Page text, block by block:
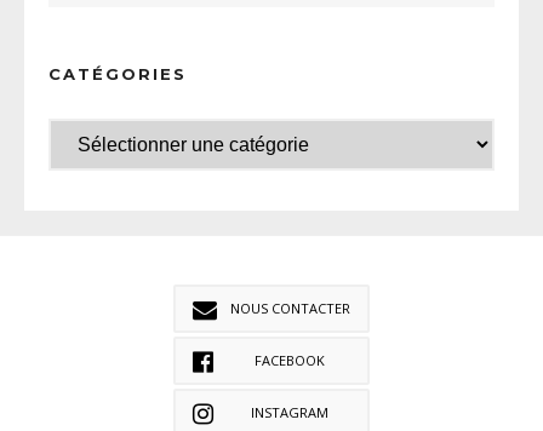
CATÉGORIES
NOUS CONTACTER
FACEBOOK
INSTAGRAM